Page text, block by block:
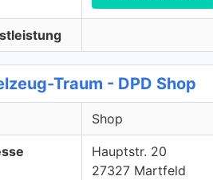
Traum - DPD Shop
Shop
Hauptstr. 20
27327 Martfeld